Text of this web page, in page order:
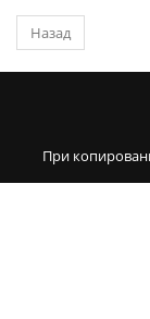
Назад
При